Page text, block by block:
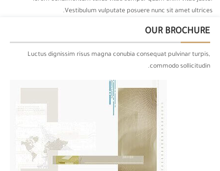
Vestibulum vulputate posuere nunc sit amet ultrices.
OUR BROCHURE
Luctus dignissim risus magna conubia consequat pulvinar turpis,
commodo sollicitudin.